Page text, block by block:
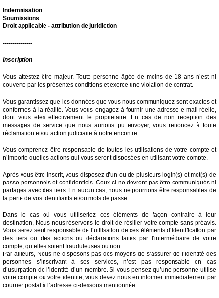
Indemnisation
Soumissions
Droit applicable - attribution de juridiction
---------------
Inscription
Vous attestez être majeur. Toute personne âgée de moins de 18 ans n’est ni
couverte par les présentes conditions et exerce une violation de contrat.
Vous garantissez que les données que vous nous communiquez sont exactes et
conformes à la réalité. Vous vous engagez à fournir une adresse e-mail réelle,
dont vous êtes effectivement le propriétaire. En cas de non réception des
messages de service que nous aurions pu envoyer, vous renoncez à toute
réclamation et/ou action judiciaire à notre encontre.
Vous comprenez être responsable de toutes les utilisations de votre compte et
n’importe quelles actions qui vous seront disposées en utilisant votre compte.
Après vous être inscrit, vous disposez d’un ou de plusieurs login(s) et mot(s) de
passe personnels et confidentiels. Ceux-ci ne devront pas être communiqués ni
partagés avec des tiers. En aucun cas, nous ne pourrions être responsables de
la perte de vos identifiants et/ou mots de passe.
Dans le cas où vous utiliseriez ces éléments de façon contraire à leur
destination, Nous nous réservons le droit de résilier votre compte sans préavis.
Vous serez seul responsable de l’utilisation de ces éléments d’identification par
des tiers ou des actions ou déclarations faites par l’intermédiaire de votre
compte, qu’elles soient frauduleuses ou non.
Par ailleurs, Nous ne disposons pas des moyens de s’assurer de l’identité des
personnes s’inscrivant à ses services, n’est pas responsable en cas
d’usurpation de l’identité d’un membre. Si vous pensez qu’une personne utilise
votre compte ou votre identité, vous devez nous en informer immédiatement par
courrier postal à l’adresse ci-dessous mentionnée.